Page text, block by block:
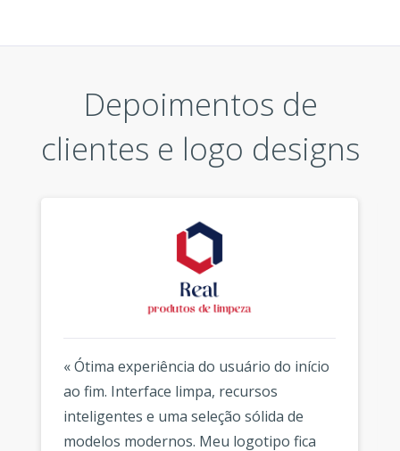
Depoimentos de
clientes e logo designs
« Ótima experiência do usuário do início
ao fim. Interface limpa, recursos
inteligentes e uma seleção sólida de
modelos modernos. Meu logotipo fica